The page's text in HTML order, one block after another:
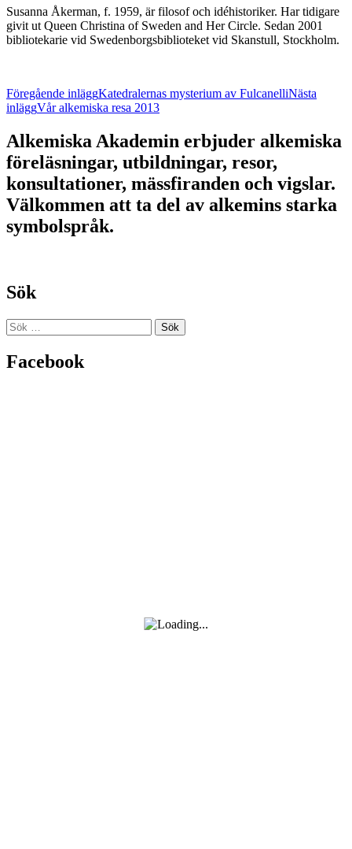
Susanna Åkerman, f. 1959, är filosof och idéhistoriker. Har tidigare
givit ut Queen Christina of Sweden and Her Circle. Sedan 2001
bibliotekarie vid Swedenborgsbiblioteket vid Skanstull, Stockholm.
Inläggsnavigering
Föregående inläggKatedralernas mysterium av FulcanelliNästa
inläggVår alkemiska resa 2013
Alkemiska Akademin erbjuder alkemiska
föreläsningar, utbildningar, resor,
konsultationer, mässfiranden och vigslar.
Välkommen att ta del av alkemins starka
symbolspråk.
Sök
Sök
efter:
Facebook